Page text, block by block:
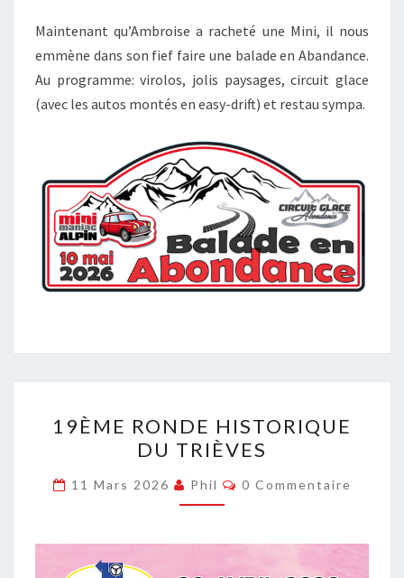
Maintenant qu’Ambroise a racheté une Mini, il nous
emmène dans son fief faire une balade en Abandance.
Au programme: virolos, jolis paysages, circuit glace
(avec les autos montés en easy-drift) et restau sympa.
RONDE
HISTORIQUE
DU
TRIÈVES
19ÈME RONDE HISTORIQUE
DU TRIÈVES
11 Mars 2026 Phil Commentaires
0 Commentaire